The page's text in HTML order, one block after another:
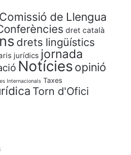
de Llengua
dret català
drets lingüístics
jurídics jornada
Notícies opinió
Internacionals Taxes
Torn d'Ofici